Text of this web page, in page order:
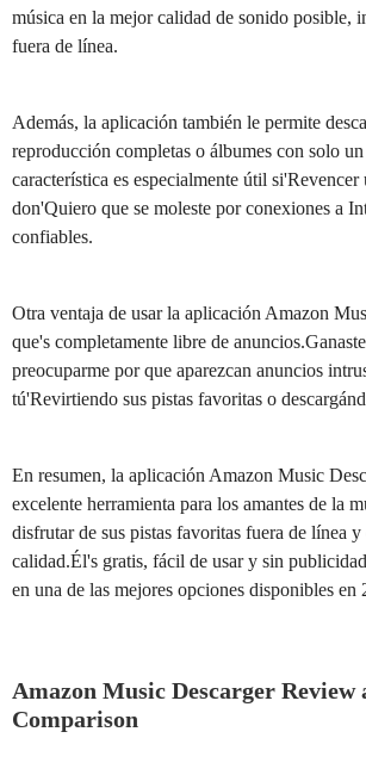
música en la mejor calidad de sonido posible,
fuera de línea.
Además, la aplicación también le permite
reproducción completas o álbumes con solo
característica es especialmente útil
don'Quiero que se moleste por conexiones a
confiables.
Otra ventaja de usar la aplicación Amazon
que's completamente libre de
preocuparme por que aparezcan anuncios
tú'Revirtiendo sus pistas favoritas o
En resumen, la aplicación Amazon Music
excelente herramienta para los amantes de la
disfrutar de sus pistas favoritas fuera de línea
calidad.Él's gratis, fácil de usar y sin
en una de las mejores opciones disponibles en
Amazon Music Descarger Review
Comparison